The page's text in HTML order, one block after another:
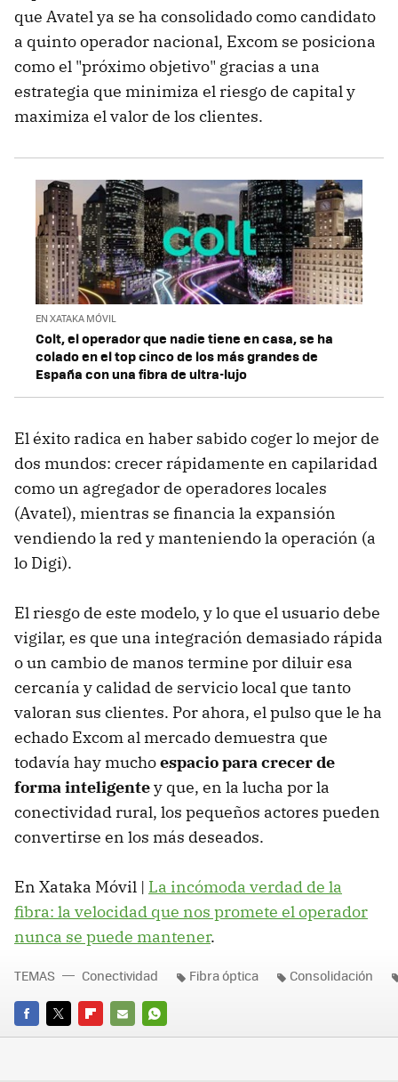
que Avatel ya se ha consolidado como candidato
a quinto operador nacional, Excom se posiciona
como el "próximo objetivo" gracias a una
estrategia que minimiza el riesgo de capital y
maximiza el valor de los clientes.
EN XATAKA MÓVIL
Colt, el operador que nadie tiene en casa, se ha
colado en el top cinco de los más grandes de
España con una fibra de ultra-lujo
El éxito radica en haber sabido coger lo mejor de
dos mundos: crecer rápidamente en capilaridad
como un agregador de operadores locales
(Avatel), mientras se financia la expansión
vendiendo la red y manteniendo la operación (a
lo Digi).
El riesgo de este modelo, y lo que el usuario debe
vigilar, es que una integración demasiado rápida
o un cambio de manos termine por diluir esa
cercanía y calidad de servicio local que tanto
valoran sus clientes. Por ahora, el pulso que le ha
echado Excom al mercado demuestra que
todavía hay muchoespacio para crecer de
forma inteligentey que, en la lucha por la
conectividad rural, los pequeños actores pueden
convertirse en los más deseados.
En Xataka Móvil | La incómoda verdad de la
fibra: la velocidad que nos promete el operador
nunca se puede mantener.
FACEBOOK
TWITTERFLIPBOARD
E-
WHATSAPP
TEMAS Conectividad Fibra óptica Consolidación